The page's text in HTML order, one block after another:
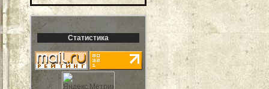
Статистика